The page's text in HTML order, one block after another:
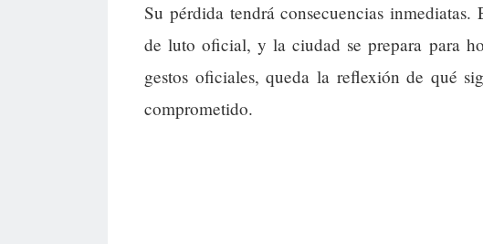
Su pérdida tendrá consecuencias
de luto oficial, y la ciudad se prepara para
gestos oficiales, queda la reflexión de qué
comprometido.